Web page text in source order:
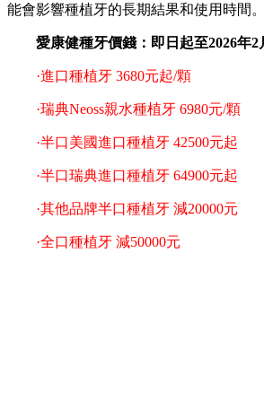
能會影響種植牙的長期結果和使用時間。
愛康健種牙價錢：即日起至2026年2
·進口種植牙 3680元起/顆
·瑞典Neoss親水種植牙 6980元/顆
·半口美國進口種植牙 42500元起
·半口瑞典進口種植牙 64900元起
·其他品牌半口種植牙 減20000元
·全口種植牙 減50000元